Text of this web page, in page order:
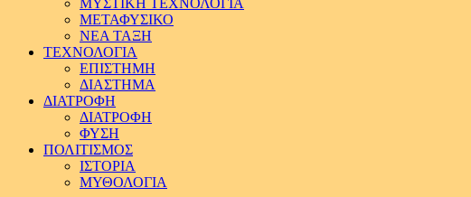
ΜΥΣΤΙΚΗ ΤΕΧΝΟΛΟΓΙΑ
ΜΕΤΑΦΥΣΙΚΟ
ΝΕΑ ΤΑΞΗ
ΤΕΧΝΟΛΟΓΙΑ
ΕΠΙΣΤΗΜΗ
ΔΙΑΣΤΗΜΑ
ΔΙΑΤΡΟΦΗ
ΔΙΑΤΡΟΦΗ
ΦΥΣΗ
ΠΟΛΙΤΙΣΜΟΣ
ΙΣΤΟΡΙΑ
ΜΥΘΟΛΟΓΙΑ